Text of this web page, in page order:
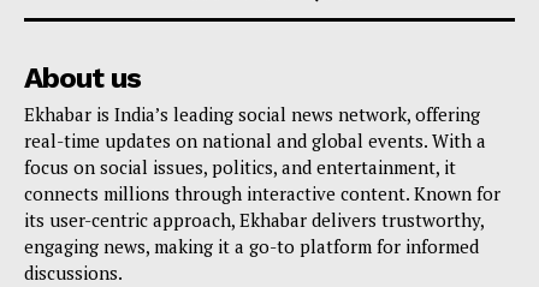
About us
Ekhabar is India’s leading social news network, offering
real-time updates on national and global events. With a
focus on social issues, politics, and entertainment, it
connects millions through interactive content. Known for
its user-centric approach, Ekhabar delivers trustworthy,
engaging news, making it a go-to platform for informed
discussions.